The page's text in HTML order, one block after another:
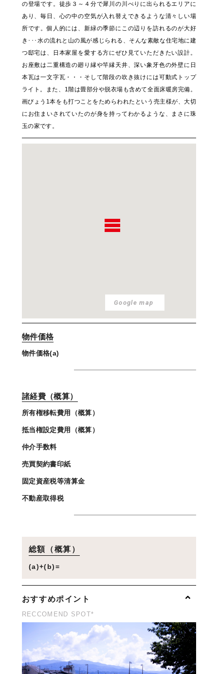
の登場です。徒歩３～４分で犀川の川べりに出られるエリアに
あり、毎日、心の中の空気が入れ替えできるような清々しい場
所です。個人的には、新緑の季節にこの辺りを訪れるのが大好
き･･･水の流れと山の風が感じられる、そんな素敵な住宅地に建
つ邸宅は、日本家屋を愛する方にぜひ見ていただきたい設計。
お座敷は二重構造の廻り縁や竿縁天井、深い象牙色の外壁に日
本瓦は一文字瓦・・・そして階段の吹き抜けには可動式トップ
ライト。また、1階は畳部分や脱衣場も含めて全面床暖房完備。
画びょう1本をも打つことをためらわれたという売主様が、大切
にお住まいされていたのが身を持ってわかるような、まさに珠
玉の家です。
Google map
物件価格
物件価格(a)
諸経費（概算）
所有権移転費用（概算）
抵当権設定費用（概算）
仲介手数料
売買契約書印紙
固定資産税等清算金
不動産取得税
総額（概算）
(a)+(b)=
おすすめポイント
RECCOMEND SPOT*